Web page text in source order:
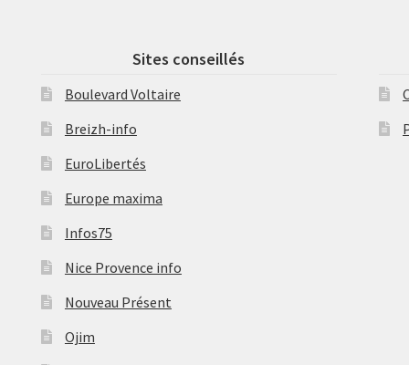
Sites conseillés
Boulevard Voltaire
Breizh-info
EuroLibertés
Europe maxima
Infos75
Nice Provence info
Nouveau Présent
Ojim